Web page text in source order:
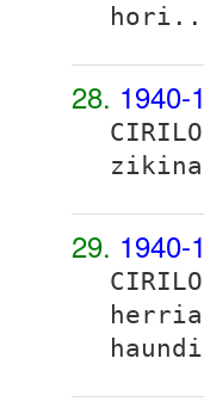
28. 1940-
29. 1940-
CIRILO